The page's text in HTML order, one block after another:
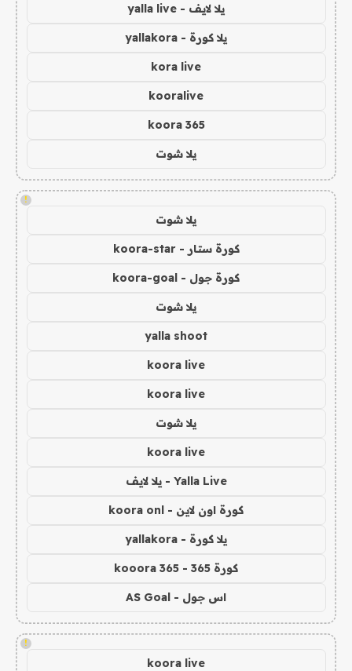
يلا لايف - yalla live
يلا كورة - yallakora
kora live
kooralive
koora 365
يلا شوت
!
يلا شوت
كورة ستار - koora-star
كورة جول - koora-goal
يلا شوت
yalla shoot
koora live
koora live
يلا شوت
koora live
Yalla Live - يلا لايف
كورة اون لاين - koora onl
يلا كورة - yallakora
كورة 365 - kooora 365
اس جول - AS Goal
!
koora live